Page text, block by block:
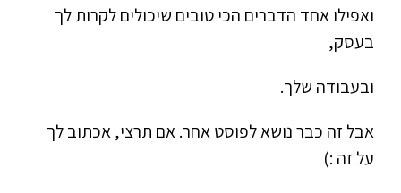
ואפילו אחד הדברים הכי טובים שיכולים לקרות לך
בעסק,
ובעבודה שלך.
אבל זה כבר נושא לפוסט אחר.אם תרצי, אכתוב לך
על זה :)